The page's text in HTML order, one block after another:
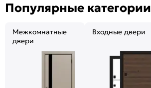
Популярные категории
Межкомнатные
двери
Входные двери